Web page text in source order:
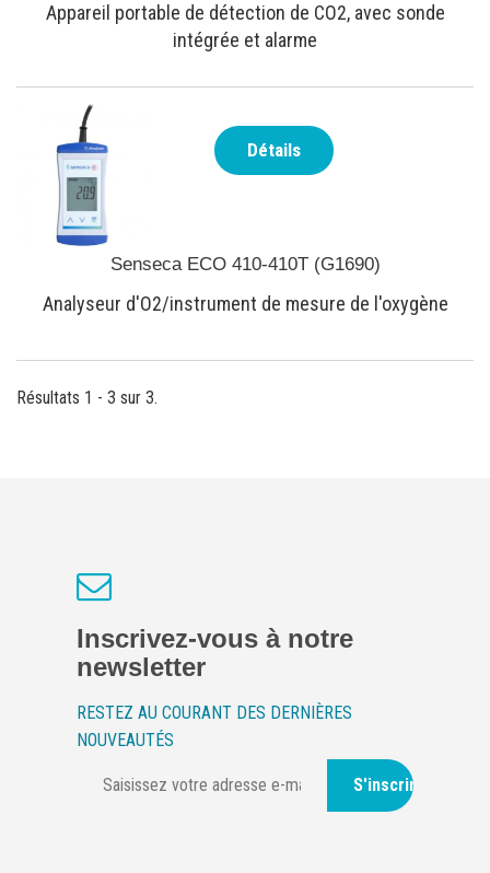
Appareil portable de détection de CO2, avec sonde
intégrée et alarme
Senseca ECO 410-410T (G1690)
Analyseur d'O2/instrument de mesure de l'oxygène
Détails
Résultats 1 - 3 sur 3.
Inscrivez-vous à notre
newsletter
RESTEZ AU COURANT DES DERNIÈRES
NOUVEAUTÉS
S'inscrire